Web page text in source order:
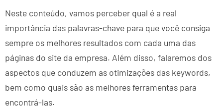
Neste conteúdo, vamos perceber qual é a real
importância das palavras-chave para que você consiga
sempre os melhores resultados com cada uma das
páginas do site da empresa. Além disso, falaremos dos
aspectos que conduzem as otimizações das keywords,
bem como quais são as melhores ferramentas para
encontrá-las.